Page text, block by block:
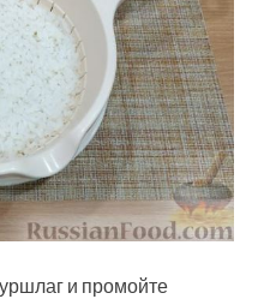
и промойте